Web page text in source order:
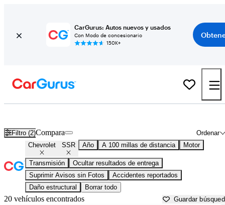
CarGurus: Autos nuevos y usados
Con Modo de concesionario
150K+
Filtro (2) Ordenar
Compara
Chevrolet SSR Año A 100 millas de distancia Motor
Transmisión
Ocultar resultados de entrega
Suprimir Avisos sin Fotos
Accidentes reportados
Daño estructural
Borrar todo
20 vehículos encontrados Guardar